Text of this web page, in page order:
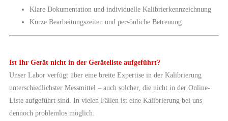
Klare Dokumentation und individuelle Kalibrierkennzeichnung
Kurze Bearbeitungszeiten und persönliche Betreuung
Ist Ihr Gerät nicht in der Geräteliste aufgeführt?
Unser Labor verfügt über eine breite Expertise in der Kalibrierung
unterschiedlichster Messmittel – auch solcher, die nicht in der Online-
Liste aufgeführt sind. In vielen Fällen ist eine Kalibrierung bei uns
dennoch problemlos möglich.